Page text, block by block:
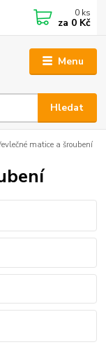
Menu
Hledat
0 ks
za 0 Kč
matice a šroubení